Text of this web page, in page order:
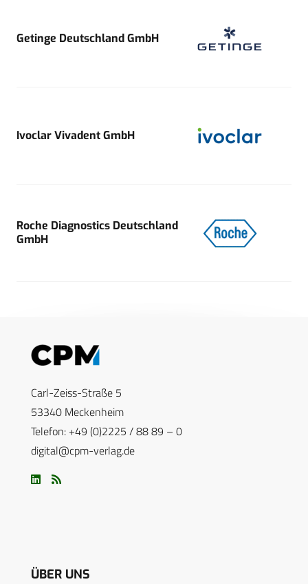
Getinge Deutschland GmbH
Ivoclar Vivadent GmbH
Roche Diagnostics Deutschland
GmbH
Carl-Zeiss-Straße 5
53340 Meckenheim
Telefon: +49 (0)2225 / 88 89 – 0
digital@cpm-verlag.de
ÜBER UNS